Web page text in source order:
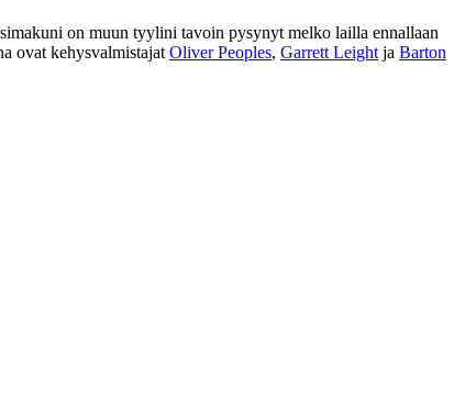
on muun tyylini tavoin pysynyt melko lailla ennallaan
ovat kehysvalmistajat Oliver Peoples, Garrett Leight ja Barton